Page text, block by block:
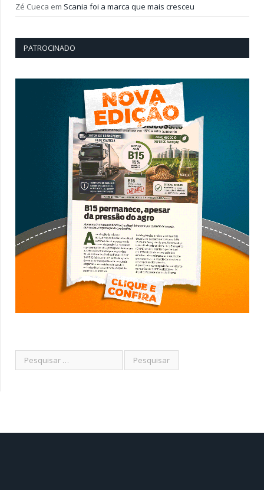
Zé Cueca em Scania foi a marca que mais cresceu
PATROCINADO